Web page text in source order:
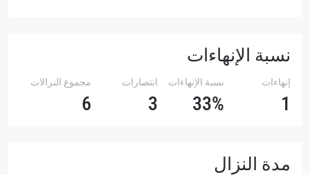
نسبة الإنهاءات
إنهاءات
1
نسبة الإنهاءات
33%
انتصارات
3
مجموع النزالات
6
مدة النزال